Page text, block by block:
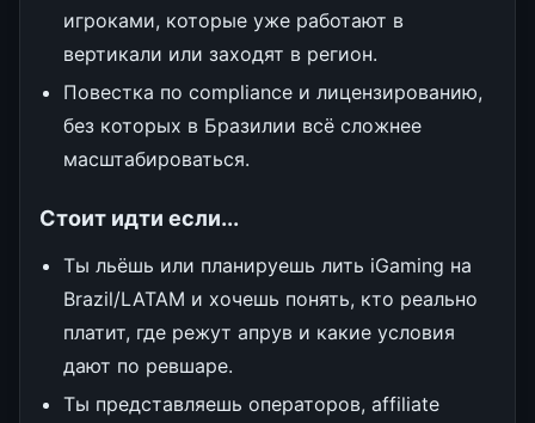
игроками, которые уже работают в
вертикали или заходят в регион.
Повестка по compliance и лицензированию,
без которых в Бразилии всё сложнее
масштабироваться.
Стоит идти если...
Ты льёшь или планируешь лить iGaming на
Brazil/LATAM и хочешь понять, кто реально
платит, где режут апрув и какие условия
дают по ревшаре.
Ты представляешь операторов, affiliate